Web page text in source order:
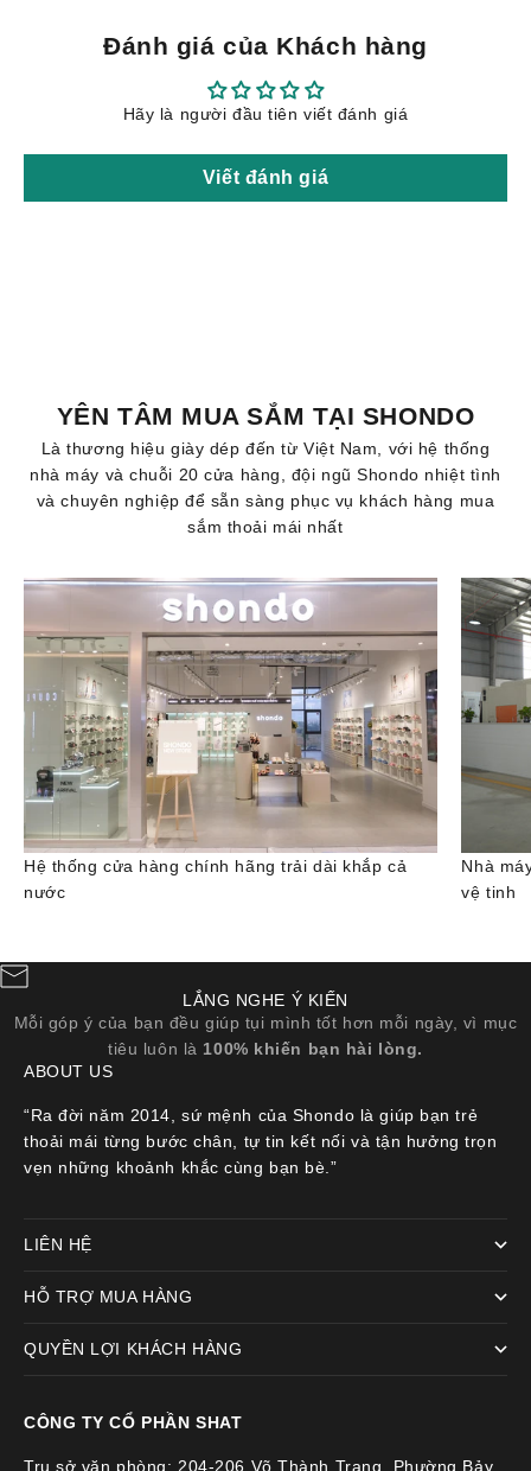
Đánh giá của Khách hàng
Hãy là người đầu tiên viết đánh giá
Viết đánh giá
YÊN TÂM MUA SẮM TẠI SHONDO
Là thương hiệu giày dép đến từ Việt Nam, với hệ thống
nhà máy và chuỗi 20 cửa hàng, đội ngũ Shondo nhiệt tình
và chuyên nghiệp để sẵn sàng phục vụ khách hàng mua
sắm thoải mái nhất
Hệ thống cửa hàng chính hãng trải dài khắp cả
nước
Nhà
vệ tinh
LẮNG NGHE Ý KIẾN
Mỗi góp ý của bạn đều giúp tụi mình tốt hơn mỗi ngày, vì mục
tiêu luôn là 100% khiến bạn hài lòng.
ABOUT US
“Ra đời năm 2014, sứ mệnh của Shondo là giúp bạn trẻ
thoải mái từng bước chân, tự tin kết nối và tận hưởng trọn
vẹn những khoảnh khắc cùng bạn bè.”
LIÊN HỆ
HỖ TRỢ MUA HÀNG
QUYỀN LỢI KHÁCH HÀNG
CÔNG TY CỔ PHẦN SHAT
Trụ sở văn phòng: 204-206 Võ Thành Trang, Phường Bảy